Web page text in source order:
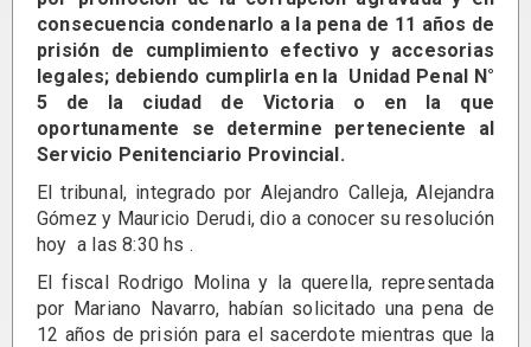
consecuencia condenarlo a la pena de 11 años de
prisión de cumplimiento efectivo y accesorias
legales; debiendo cumplirla en la Unidad Penal N°
5 de la ciudad de Victoria o en la que
oportunamente se determine perteneciente al
Servicio Penitenciario Provincial.
El tribunal, integrado por Alejandro Calleja, Alejandra
Gómez y Mauricio Derudi, dio a conocer su resolución
hoy a las 8:30 hs .
El fiscal Rodrigo Molina y la querella, representada
por Mariano Navarro, habían solicitado una pena de
12 años de prisión para el sacerdote mientras que la